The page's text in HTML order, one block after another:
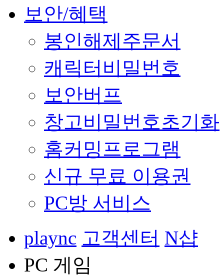
보안/혜택
봉인해제주문서
캐릭터비밀번호
보안버프
창고비밀번호초기화
홈커밍프로그램
신규 무료 이용권
PC방 서비스
plaync 고객센터 N샵
PC 게임